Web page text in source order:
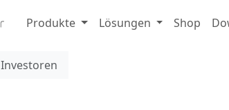
Produkte Lösungen Shop
Investoren